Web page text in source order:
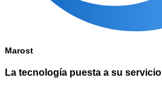
Marost
La tecnología puesta a su servicio